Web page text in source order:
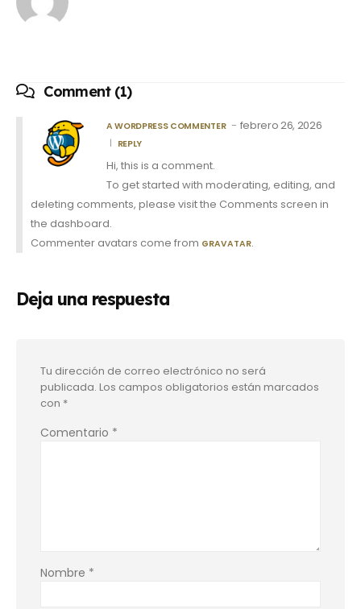
Comment (1)
A WORDPRESS COMMENTER febrero 26, 2026
REPLY
Hi, this is a comment.
To get started with moderating, editing, and
deleting comments, please visit the Comments screen in
the dashboard.
Commenter avatars come from GRAVATAR.
Deja una respuesta
Tu dirección de correo electrónico no será
publicada. Los campos obligatorios están marcados
con *
Comentario *
Nombre *